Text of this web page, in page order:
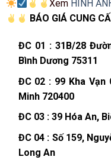
Xem HÌNH
BÁO GIÁ CUNG
ĐC 01 :31B/28
Bình Dương 75311
ĐC 02 : 99 Kha Vạn
Minh 720400
ĐC 03 :39 Hóa An,
ĐC 04 : Số 159,
Long An